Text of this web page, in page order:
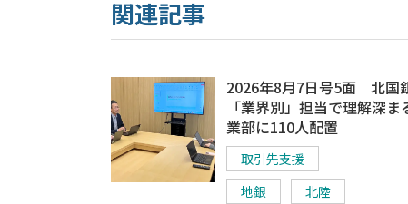
関連記事
2026年8月7日号5面 北国
「業界別」担当で理解深ま
業部に110人配置
取引先支援
地銀
北陸